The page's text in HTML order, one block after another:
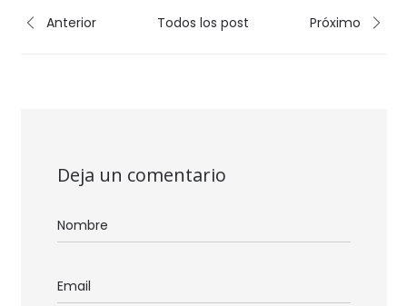
Anterior Todos los post Próximo
Deja un comentario